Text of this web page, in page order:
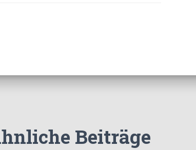
Beiträge